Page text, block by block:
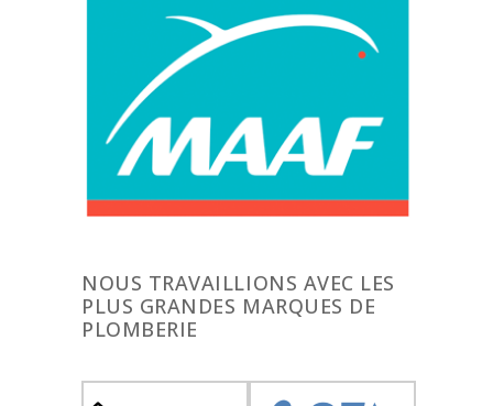
NOUS TRAVAILLIONS AVEC LES
PLUS GRANDES MARQUES DE
PLOMBERIE